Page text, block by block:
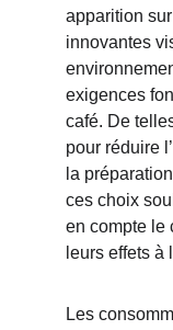
apparition
innovantes
exigences
café. De
pour réduire
la
ces choix
en compte le
leurs effets à
Les